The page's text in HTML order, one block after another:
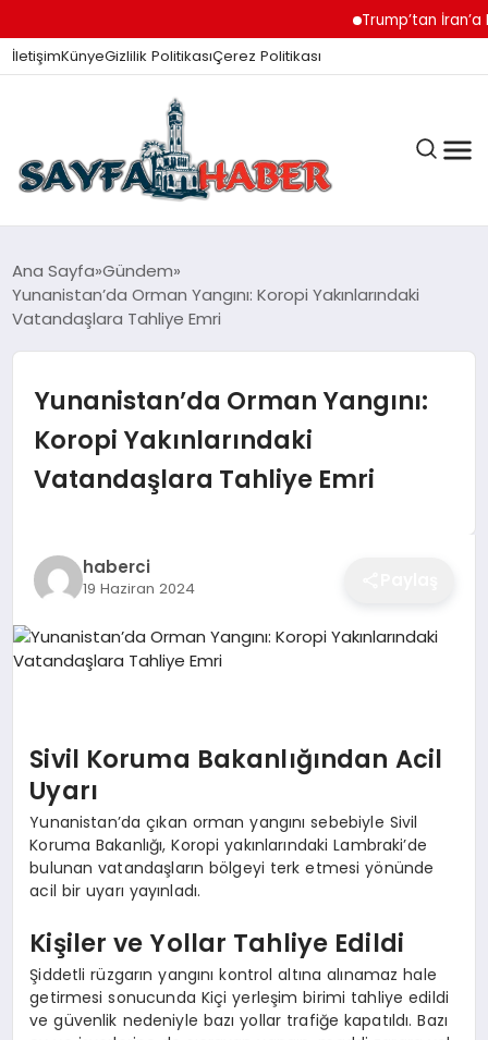
Trump’tan İran’a
İletişimKünyeGizlilik PolitikasıÇerez Politikası
ANA SAYFA
GÜNDEM
İZMIR HABERLERI
EKONOMI
SAĞLIK
SPOR
YAŞAM
Ana Sayfa Gündem
Yunanistan’da Orman Yangını: Koropi Yakınlarındaki
Vatandaşlara Tahliye Emri
Yunanistan’da Orman Yangını:
Koropi Yakınlarındaki
Vatandaşlara Tahliye Emri
haberci
19 Haziran 2024
Sivil Koruma Bakanlığından Acil
Uyarı
Yunanistan’da çıkan orman yangını sebebiyle Sivil
Koruma Bakanlığı, Koropi yakınlarındaki Lambraki’de
bulunan vatandaşların bölgeyi terk etmesi yönünde
acil bir uyarı yayınladı.
Kişiler ve Yollar Tahliye Edildi
Şiddetli rüzgarın yangını kontrol altına alınamaz hale
getirmesi sonucunda Kiçi yerleşim birimi tahliye edildi
ve güvenlik nedeniyle bazı yollar trafiğe kapatıldı. Bazı